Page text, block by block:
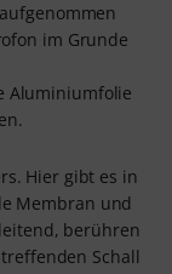
im Grunde
Aluminiumfolie
Hier gibt es in
Membran und
berühren
Schall